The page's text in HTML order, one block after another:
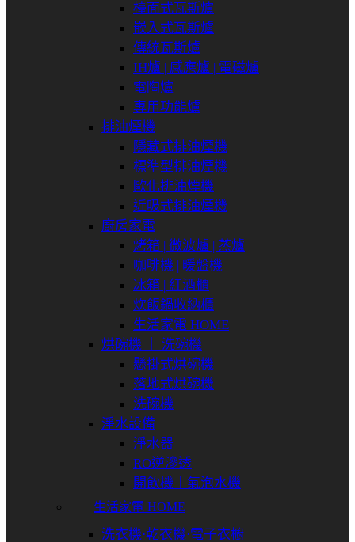
檯面式瓦斯爐
嵌入式瓦斯爐
傳統瓦斯爐
IH爐 | 感應爐 | 電磁爐
電陶爐
專用功能爐
排油煙機
隱藏式排油煙機
標準型排油煙機
歐化排油煙機
近吸式排油煙機
廚房家電
烤箱 | 微波爐 | 蒸爐
咖啡機 | 暖盤機
冰箱 | 紅酒櫃
炊飯鍋收納櫃
生活家電 HOME
烘碗機 ｜ 洗碗機
懸掛式烘碗機
落地式烘碗機
洗碗機
淨水設備
淨水器
RO逆滲透
開飲機｜氣泡水機
生活家電 HOME
洗衣機⋅乾衣機⋅電子衣櫥